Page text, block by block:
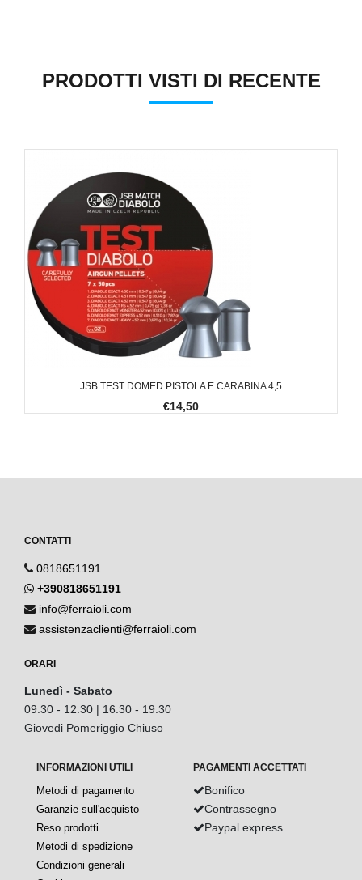
PRODOTTI VISTI DI RECENTE
JSB TEST DOMED PISTOLA E CARABINA 4,5
€14,50
CONTATTI
0818651191
+390818651191
info@ferraioli.com
assistenzaclienti@ferraioli.com
ORARI
Lunedì - Sabato
09.30 - 12.30 | 16.30 - 19.30
Giovedi Pomeriggio Chiuso
INFORMAZIONI UTILI
Metodi di pagamento
Garanzie sull'acquisto
Reso prodotti
Metodi di spedizione
Condizioni generali
PAGAMENTI ACCETTATI
Bonifico
Contrassegno
Paypal express